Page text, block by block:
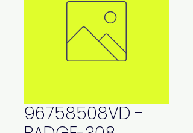
96758508VD -